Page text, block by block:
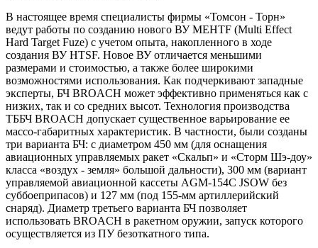
В настоящее время специалисты фирмы «Томсон - Торн»
ведут работы по созданию нового ВУ MEHTF (Multi Effect
Hard Target Fuze) с учетом опыта, накопленного в ходе
создания ВУ HTSF. Новое ВУ отличается меньшими
размерами и стоимостью, а также более широкими
возможностями использования. Как подчеркивают западные
эксперты, БЧ BROACH может эффективно применяться как с
низких, так и со средних высот. Технология производства
ТББЧ BROACH допускает существенное варьирование ее
массо-габаритных характеристик. В частности, были созданы
три варианта БЧ: с диаметром 450 мм (для оснащения
авиационных управляемых ракет «Скальп» и «Сторм Шэ-доу»
класса «воздух - земля» большой дальности), 300 мм (вариант
управляемой авиационной кассеты AGM-154C JSOW без
суббоеприпасов) и 127 мм (под 155-мм артиллерийский
снаряд). Диаметр третьего варианта БЧ позволяет
использовать BROACH в ракетном оружии, запуск которого
осуществляется из ПУ безоткатного типа.